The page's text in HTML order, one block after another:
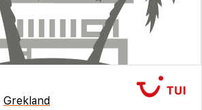
Grekland